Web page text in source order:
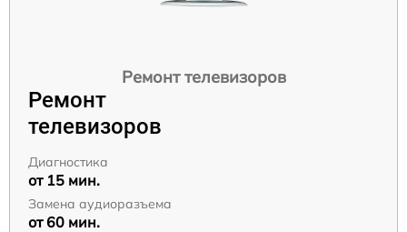
Ремонт телевизоров
Ремонт
телевизоров
Диагностика
от 15 мин.
Замена аудиоразъема
от 60 мин.